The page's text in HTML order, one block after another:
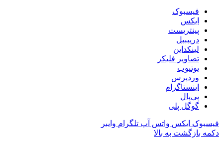
فیسبوک
ایکس
پینتریست
دریبببل
لینکداین
تصاویر فلیکر
یوتیوب
وردپرس
اینستاگرام
پی‌پال
گوگل پلی
فیسبوک ایکس واتس آپ تلگرام وایبر
دکمه بازگشت به بالا